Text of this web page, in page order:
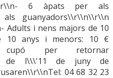
6 àpats per als
guanyadors\\r\\n\\r\\n
Adults i nens majors de 10
10 anys i menors: 10 €
cupó per retornar
de l\\\'11 de juny de
04 68 32 23